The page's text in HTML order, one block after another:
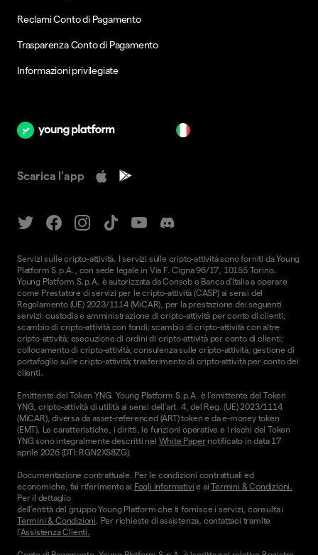
Reclami Conto di Pagamento
Trasparenza Conto di Pagamento
Informazioni privilegiate
Scarica l'app
Servizi sulle cripto-attività. I servizi sulle cripto-attività sono forniti da Young
Platform S.p.A., con sede legale in Via F. Cigna 96/17, 10155 Torino.
Young Platform S.p.A. è autorizzata da Consob e Banca d'Italia a operare
come Prestatore di servizi per le cripto-attività (CASP) ai sensi del
Regolamento (UE) 2023/1114 (MiCAR), per la prestazione dei seguenti
servizi: custodia e amministrazione di cripto-attività per conto di clienti;
scambio di cripto-attività con fondi; scambio di cripto-attività con altre
cripto-attività; esecuzione di ordini di cripto-attività per conto di clienti;
collocamento di cripto-attività; consulenza sulle cripto-attività; gestione di
portafoglio sulle cripto-attività; trasferimento di cripto-attività per conto dei
clienti.
Emittente del Token YNG. Young Platform S.p.A. è l'emittente del Token
YNG, cripto-attività di utilità ai sensi dell'art. 4, del Reg. (UE) 2023/1114
(MiCAR), diversa da asset-referenced (ART) token e da e-money token
(EMT). Le caratteristiche, i diritti, le funzioni operative e i rischi del Token
YNG sono integralmente descritti nel White Papernotificato in data 17
aprile 2026 (DTI: RGN2XS8ZG).
Documentazione contrattuale. Per le condizioni contrattuali ed
economiche, fai riferimento ai Fogli informativi e aiTermini & Condizioni.
Per il dettaglio
dell'entità del gruppo Young Platform che ti fornisce i servizi, consulta i
Termini & Condizioni. Per richieste di assistenza, contattaci tramite
l'Assistenza Clienti.